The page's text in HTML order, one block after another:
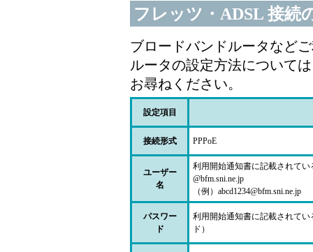
フレッツ・ADSL 接続
ブロードバンドルータなど
ルータの設定方法について
お尋ねください。
設定項目
接続形式 PPPoE
ユーザー
名
利用開始通知書に記載されて
@bfm.sni.ne.jp
（例）abcd1234@bfm.sni.ne.jp
パスワー
ド
利用開始通知書に記載されて
ド）